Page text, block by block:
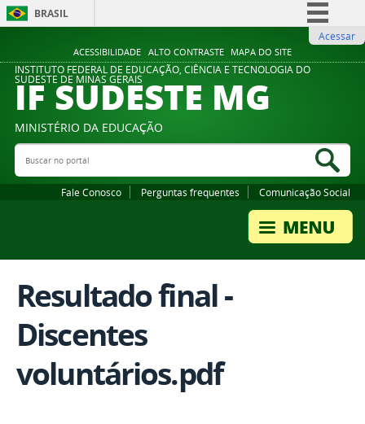
ACESSIBILIDADE ALTO CONTRASTE MAPA DO SITE
BRASIL
Comunica BR
Participe
Legislação
Acessar
INSTITUTO FEDERAL DE EDUCAÇÃO, CIÊNCIA E TECNOLOGIA DO
SUDESTE DE MINAS GERAIS
IF SUDESTE MG
MINISTÉRIO DA EDUCAÇÃO
Buscar no portal
Fale Conosco Perguntas frequentes Comunicação Social
Resultado final -
Discentes
voluntários.pdf